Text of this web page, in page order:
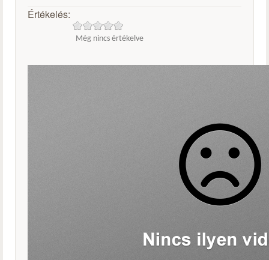
Értékelés:
Még nincs értékelve